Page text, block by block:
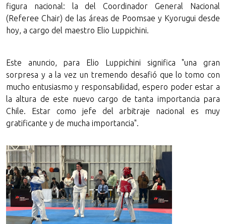
figura nacional: la del Coordinador General Nacional
(Referee Chair) de las áreas de Poomsae y Kyorugui desde
hoy, a cargo del maestro Elio Luppichini.
Este anuncio, para Elio Luppichini significa "una gran
sorpresa y a la vez un tremendo desafió que lo tomo con
mucho entusiasmo y responsabilidad, espero poder estar a
la altura de este nuevo cargo de tanta importancia para
Chile. Estar como jefe del arbitraje nacional es muy
gratificante y de mucha importancia".